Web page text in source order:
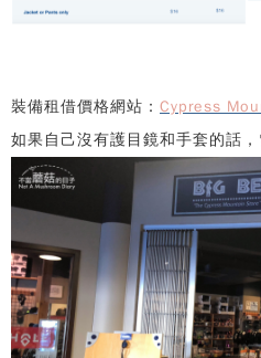
裝備租借價格網站： Cypress
如果自己沒有護目鏡和手套的話，